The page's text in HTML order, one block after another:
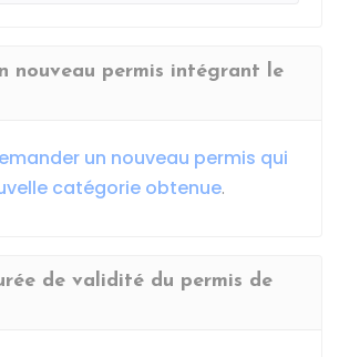
nouveau permis intégrant le
un nouveau permis qui
catégorie obtenue.
de validité du permis de